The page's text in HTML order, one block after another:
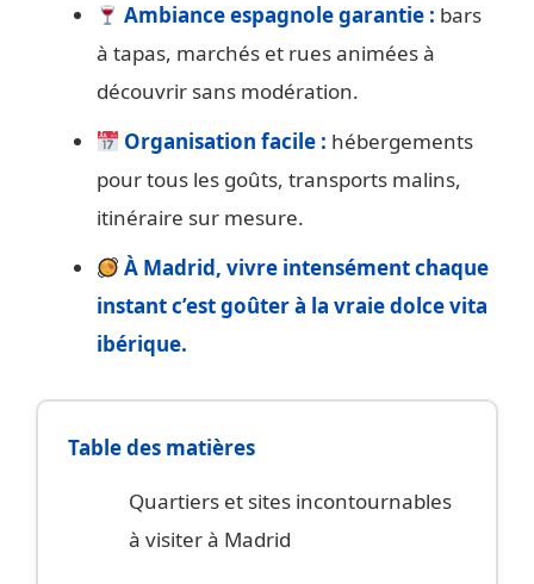
Ambiance espagnole garantie : bars
à tapas, marchés et rues animées à
découvrir sans modération.
Organisation facile : hébergements
pour tous les goûts, transports malins,
itinéraire sur mesure.
À Madrid, vivre intensément chaque
instant c’est goûter à la vraie dolce vita
ibérique.
Table des matières
Quartiers et sites incontournables
à visiter à Madrid